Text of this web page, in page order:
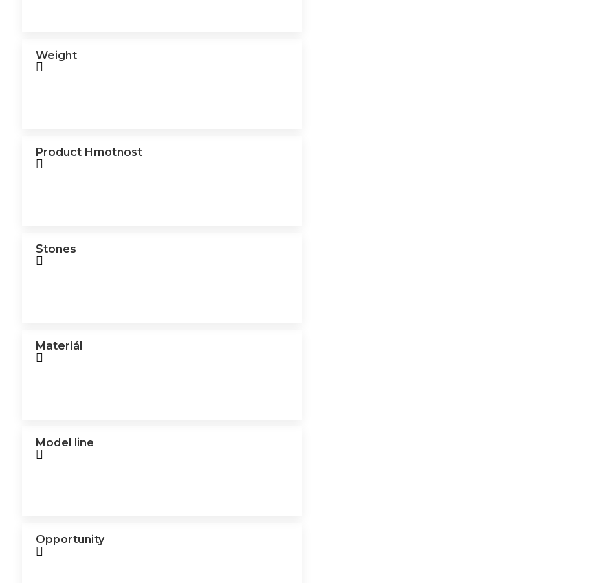
Weight
Product Hmotnost
Stones
Materiál
Model line
Opportunity